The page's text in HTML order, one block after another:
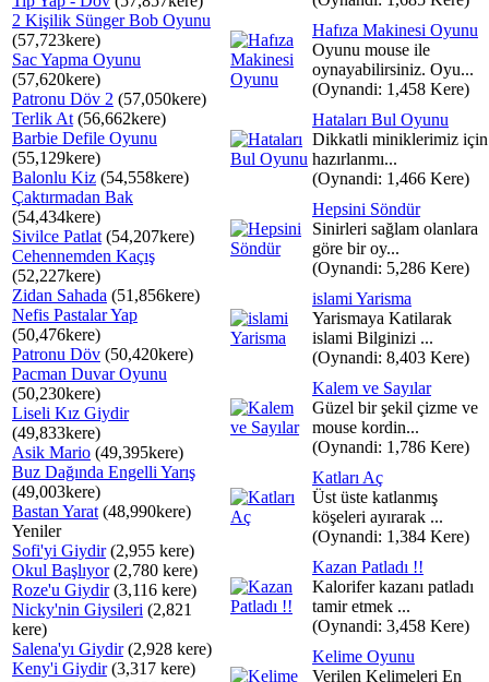
2 Kişilik Sünger Bob Oyunu
(57,723kere)
Sac Yapma Oyunu
(57,620kere)
Patronu Döv 2 (57,050kere)
Terlik At (56,662kere)
Barbie Defile Oyunu
(55,129kere)
Balonlu Kiz (54,558kere)
Çaktırmadan Bak
(54,434kere)
Sivilce Patlat (54,207kere)
Cehennemden Kaçış
(52,227kere)
Zidan Sahada (51,856kere)
Nefis Pastalar Yap
(50,476kere)
Patronu Döv (50,420kere)
Pacman Duvar Oyunu
(50,230kere)
Liseli Kız Giydir
(49,833kere)
Asik Mario (49,395kere)
Buz Dağında Engelli Yarış
(49,003kere)
Bastan Yarat (48,990kere)
Yeniler
Sofi'yi Giydir(2,955 kere)
Okul Başlıyor(2,780 kere)
Roze'u Giydir(3,116 kere)
Nicky'nin Giysileri (2,821
kere)
Salena'yı Giydir(2,928 kere)
Keny'i Giydir(3,317 kere)
Hafıza Makinesi Oyunu
Oyunu mouse ile
oynayabilirsiniz. Oyu...
(Oynandi: 1,458 Kere)
Hataları Bul Oyunu
Dikkatli miniklerimiz için
hazırlanmı...
(Oynandi: 1,466 Kere)
Hepsini Söndür
Sinirleri sağlam olanlara
göre bir oy...
(Oynandi: 5,286 Kere)
islami Yarisma
Yarismaya Katilarak
islami Bilginizi ...
(Oynandi: 8,403 Kere)
Kalem ve Sayılar
Güzel bir şekil çizme ve
mouse kordin...
(Oynandi: 1,786 Kere)
Katları Aç
Üst üste katlanmış
köşeleri ayırarak ...
(Oynandi: 1,384 Kere)
Kazan Patladı !!
Kalorifer kazanı patladı
tamir etmek ...
(Oynandi: 3,458 Kere)
Kelime Oyunu
Verilen Kelimeleri En